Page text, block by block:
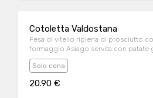
Cotoletta Valdostana
Fesa di vitello ripiena di prosciutto
formaggio Asiago servita con patate
Solo cena
20.90 €